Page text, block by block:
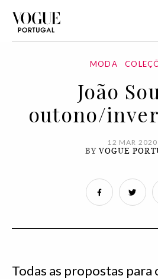
MODA
João
outono/
12 MAR 2020
BYVOGUE
Todas as propostas para